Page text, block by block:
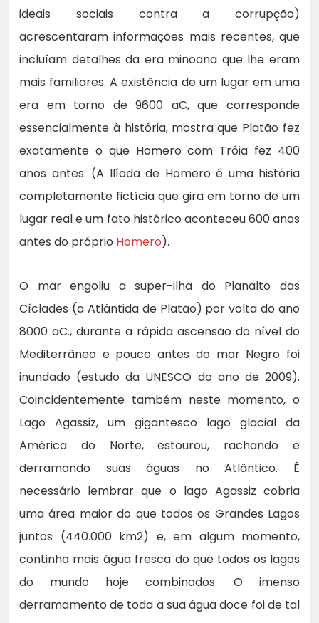
ideais sociais contra a corrupção)
acrescentaram informações mais recentes, que
incluíam detalhes da era minoana que lhe eram
mais familiares. A existência de um lugar em uma
era em torno de 9600 aC, que corresponde
essencialmente à história, mostra que Platão fez
exatamente o que Homero com Tróia fez 400
anos antes. (A Ilíada de Homero é uma história
completamente fictícia que gira em torno de um
lugar real e um fato histórico aconteceu 600 anos
antes do próprio Homero).
O mar engoliu a super-ilha do Planalto das
Cíclades (a Atlântida de Platão) por volta do ano
8000 aC., durante a rápida ascensão do nível do
Mediterrâneo e pouco antes do mar Negro foi
inundado (estudo da UNESCO do ano de 2009).
Coincidentemente também neste momento, o
Lago Agassiz, um gigantesco lago glacial da
América do Norte, estourou, rachando e
derramando suas águas no Atlântico. É
necessário lembrar que o lago Agassiz cobria
uma área maior do que todos os Grandes Lagos
juntos (440.000 km2) e, em algum momento,
continha mais água fresca do que todos os lagos
do mundo hoje combinados. O imenso
derramamento de toda a sua água doce foi de tal